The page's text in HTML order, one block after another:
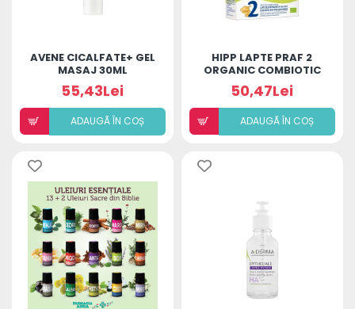
AVENE CICALFATE+ GEL
MASAJ 30ML
55,43Lei
ADAUGÃ ÎN COȘ
HIPP LAPTE PRAF 2
ORGANIC COMBIOTIC
300G
50,47Lei
ADAUGÃ ÎN COȘ